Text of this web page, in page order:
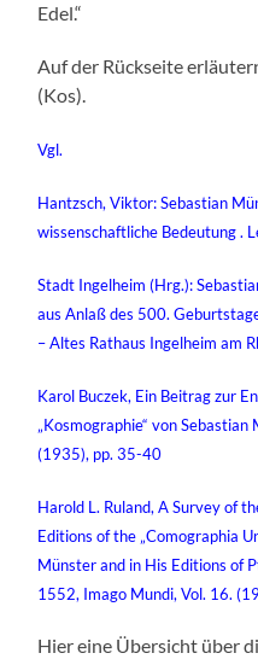
Edel.“
Auf der Rückseite
(Kos).
Vgl.
Hantzsch, Viktor: Sebastian
wissenschaftliche Bedeutung .
Stadt Ingelheim (Hrg.):
aus Anlaß des 500.
– Altes Rathaus Ingelheim am
Karol Buczek, Ein Beitrag zur
„Kosmographie“ von
(1935), pp. 35-40
Harold L. Ruland, A Survey of
Editions of the „Comographia
Münster and in His Editions of
1552, Imago Mundi, Vol. 16.
Hier eine Übersicht über